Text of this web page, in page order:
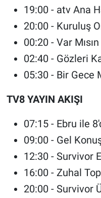
19:00 - atv Ana
20:00 - Kuruluş
00:20 - Var
02:40 - Gözleri
05:30 - Bir Gece
TV8 YAYIN AKIŞI
07:15 - Ebru ile
09:00 - Gel
12:30 - Survivor
16:00 - Zuhal
20:00 - Survivor